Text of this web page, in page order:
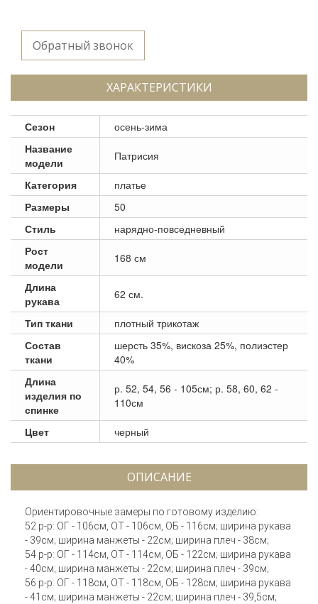
Обратный звонок
ХАРАКТЕРИСТИКИ
Сезон
осень-зима
Название
модели
Патрисия
Категория
платье
Размеры
50
Стиль
нарядно-повседневный
Рост
модели
168 см
Длина
рукава
62 см.
Тип ткани
плотный трикотаж
Состав
ткани
шерсть 35%, вискоза 25%, полиэстер
40%
Длина
изделия по
спинке
р. 52, 54, 56 - 105см; р. 58, 60, 62 -
110см
Цвет черный
ОПИСАНИЕ
Ориентировочные замеры по готовому изделию:
52 р-р: ОГ - 106см, ОТ - 106см, ОБ - 116см; ширина рукава
- 39см; ширина манжеты - 22см; ширина плеч - 38см;
54 р-р: ОГ - 114см, ОТ - 114см, ОБ - 122см; ширина рукава
- 40см; ширина манжеты - 22см; ширина плеч - 39см;
56 р-р: ОГ - 118см, ОТ - 118см, ОБ - 128см; ширина рукава
- 41см; ширина манжеты - 22см; ширина плеч - 39,5см;